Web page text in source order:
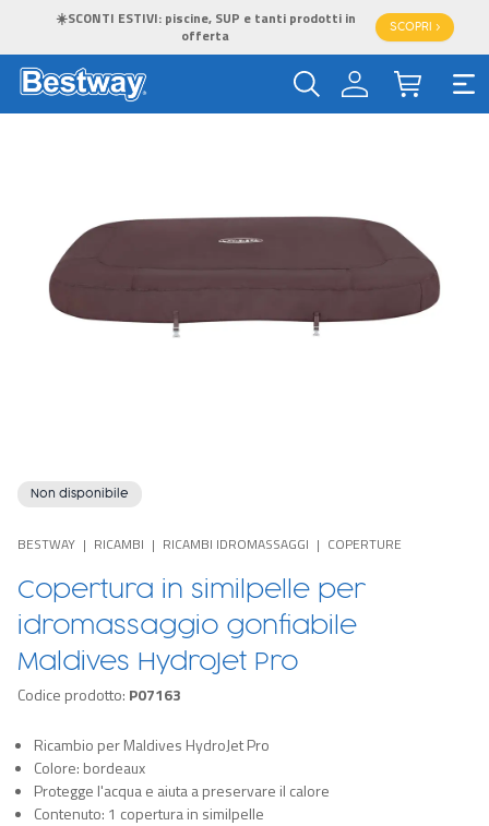
☀️SCONTI ESTIVI: piscine, SUP e tanti prodotti in
offerta
SCOPRI >
Non disponibile
BESTWAY RICAMBI RICAMBI IDROMASSAGGI COPERTURE
Copertura in similpelle per
idromassaggio gonfiabile
Maldives HydroJet Pro
Codice prodotto: P07163
Ricambio per Maldives HydroJet Pro
Colore: bordeaux
Protegge l'acqua e aiuta a preservare il calore
Contenuto: 1 copertura in similpelle